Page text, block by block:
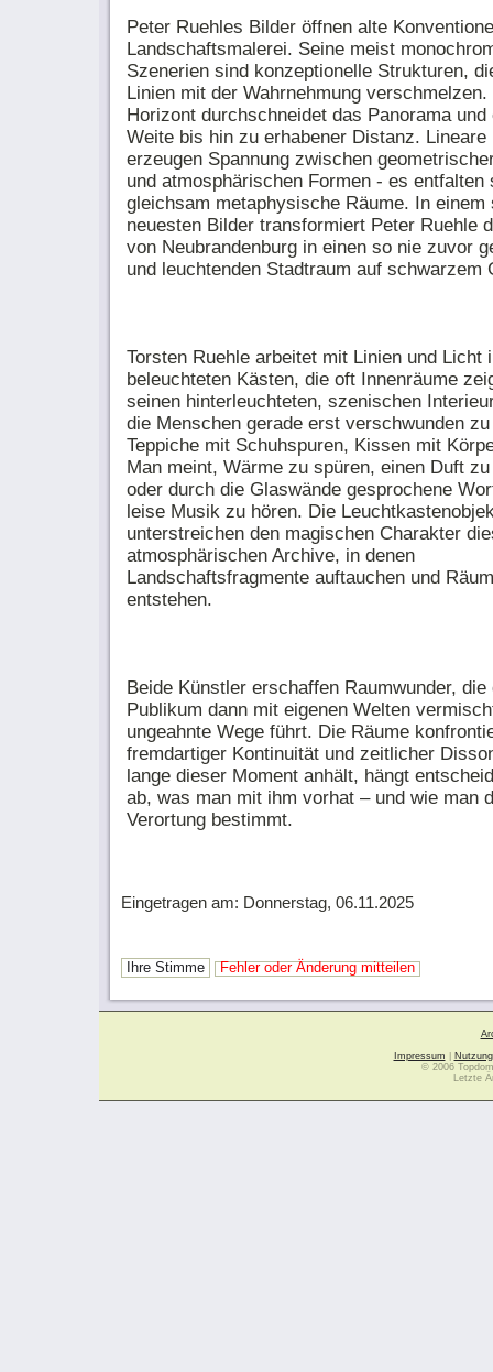
Peter Ruehles Bilder öffnen alte
Landschaftsmalerei. Seine meist
Szenerien sind konzeptionelle Strukturen,
Linien mit der Wahrnehmung
Horizont durchschneidet das Panorama und
Weite bis hin zu erhabener Distanz. Lineare
erzeugen Spannung zwischen
und atmosphärischen Formen - es entfalten
gleichsam metaphysische Räume. In einem
neuesten Bilder transformiert Peter Ruehle
von Neubrandenburg in einen so nie zuvor
und leuchtenden Stadtraum auf schwarzem
Torsten Ruehle arbeitet mit Linien und Licht
beleuchteten Kästen, die oft Innenräume
seinen hinterleuchteten, szenischen
die Menschen gerade erst verschwunden
Teppiche mit Schuhspuren, Kissen mit
Man meint, Wärme zu spüren, einen Duft
oder durch die Glaswände gesprochene
leise Musik zu hören. Die
unterstreichen den magischen Charakter
atmosphärischen Archive, in denen
Landschaftsfragmente auftauchen und
entstehen.
Beide Künstler erschaffen Raumwunder, die
Publikum dann mit eigenen Welten
ungeahnte Wege führt. Die Räume
fremdartiger Kontinuität und zeitlicher
lange dieser Moment anhält, hängt
ab, was man mit ihm vorhat – und wie man
Verortung bestimmt.
Eingetragen am: Donnerstag, 06.11.2025
Ihre Stimme Fehler oder Änderung mitteilen
Impressum
© 2006
Letzte